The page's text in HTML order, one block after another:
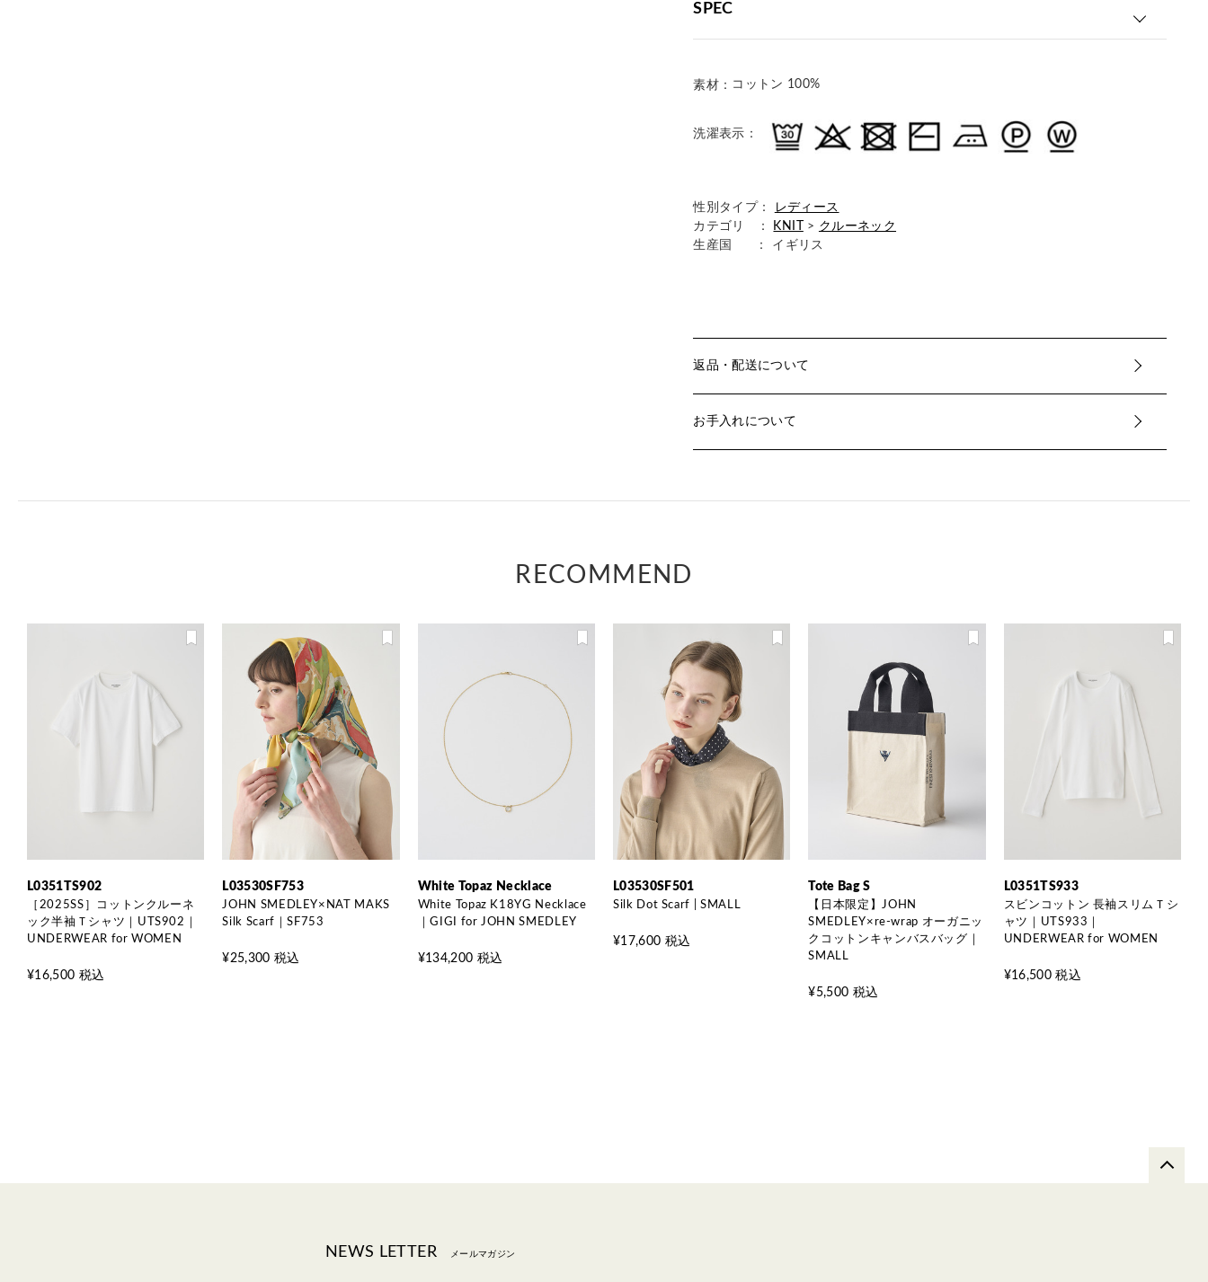
SPEC
素材： コットン 100%
洗濯表示：
性別タイプ：
レディース
カテゴリ ：
KNIT > クルーネック
生産国
： イギリス
返品・配送について
お手入れについて
RECOMMEND
L0351TS902
［2025SS］コットンクルーネ
ック半袖Ｔシャツ｜UTS902｜
UNDERWEAR for WOMEN
¥16,500 税込
L03530SF753
JOHN SMEDLEY×NAT MAKS
Silk Scarf｜SF753
¥25,300 税込
White Topaz Necklace
White Topaz K18YG Necklace
｜GIGI for JOHN SMEDLEY
¥134,200 税込
L03530SF501
Silk Dot Scarf | SMALL
¥17,600 税込
Tote Bag S
【日本限定】JOHN
SMEDLEY×re-wrap オーガニッ
クコットンキャンバスバッグ｜
SMALL
¥5,500 税込
L0351TS933
スビンコットン 長袖スリムＴシ
ャツ｜UTS933｜
UNDERWEAR for WOMEN
¥16,500 税込
NEWS LETTER メールマガジン